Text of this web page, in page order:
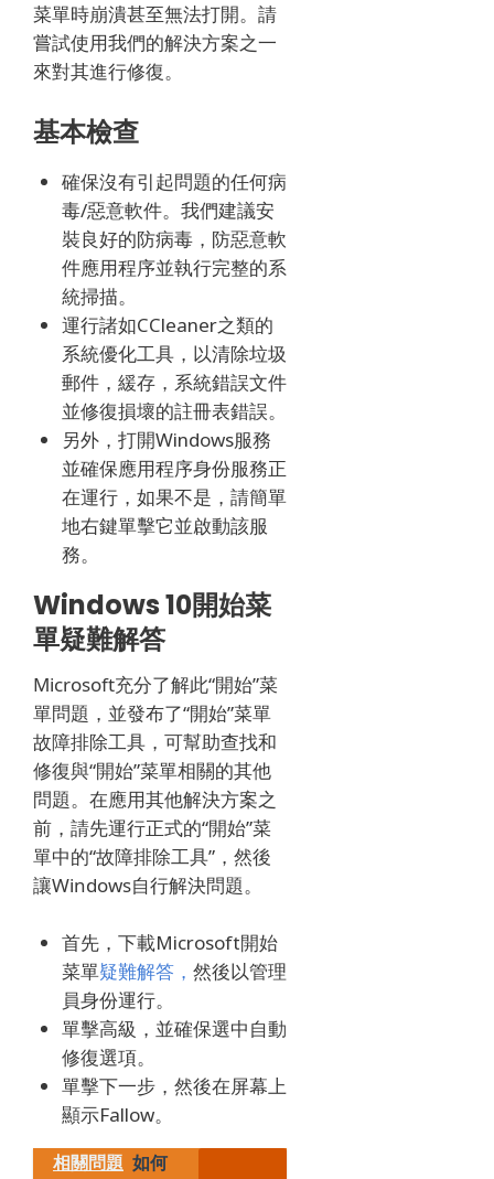
菜單時崩潰甚至無法打開。 請
嘗試使用我們的解決方案之一
來對其進行修復。
基本檢查
確保沒有引起問題的任何病
毒/惡意軟件。 我們建議安
裝良好的防病毒，防惡意軟
件應用程序並執行完整的系
統掃描。
運行諸如CCleaner之類的
系統優化工具，以清除垃圾
郵件，緩存，系統錯誤文件
並修復損壞的註冊表錯誤。
另外，打開Windows服務
並確保應用程序身份服務正
在運行，如果不是，請簡單
地右鍵單擊它並啟動該服
務。
Windows 10開始菜
單疑難解答
Microsoft充分了解此“開始”菜
單問題，並發布了“開始”菜單
故障排除工具，可幫助查找和
修復與“開始”菜單相關的其他
問題。 在應用其他解決方案之
前，請先運行正式的“開始”菜
單中的“故障排除工具”，然後
讓Windows自行解決問題。
首先，下載Microsoft開始
菜單疑難解答， 然後以管理
員身份運行。
單擊高級，並確保選中自動
修復選項。
單擊下一步，然後在屏幕上
顯示Fallow。
相關問題 如何